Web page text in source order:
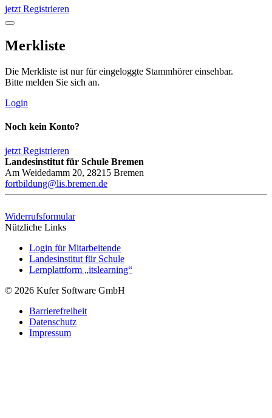
jetzt Registrieren
Merkliste
Die Merkliste ist nur für eingeloggte Stammhörer einsehbar.
Bitte melden Sie sich an.
Login
Noch kein Konto?
jetzt Registrieren
Landesinstitut für Schule Bremen
Am Weidedamm 20, 28215 Bremen
fortbildung@lis.bremen.de
Widerrufsformular
Nützliche Links
Login für Mitarbeitende
Landesinstitut für Schule
Lernplattform „itslearning“
© 2026 Kufer Software GmbH
Barrierefreiheit
Datenschutz
Impressum